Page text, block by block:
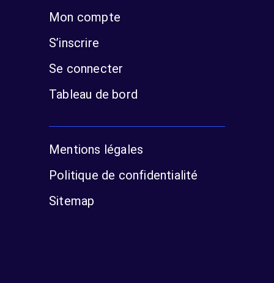
Mon compte
S’inscrire
Se connecter
Tableau de bord
Mentions légales
Politique de confidentialité
Sitemap